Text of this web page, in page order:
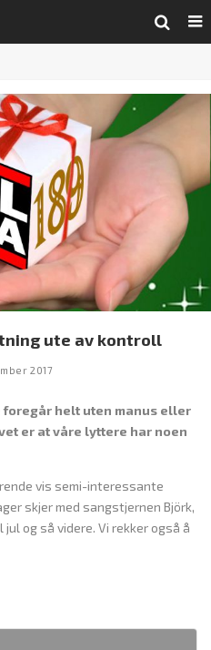
ute av kontroll
2017
helt uten manus eller
er at våre lyttere har noen
vis semi-interessante
skjer med sangstjernen Björk,
jul og så videre. Vi rekker også å